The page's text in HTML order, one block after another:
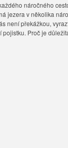
náročného
jezera v několika
není překážkou,
pojistku. Proč je